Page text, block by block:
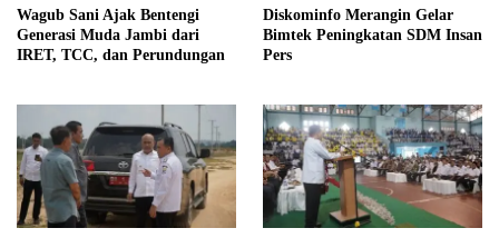
Wagub Sani Ajak Bentengi
Generasi Muda Jambi dari
IRET, TCC, dan Perundungan
Diskominfo Merangin Gelar
Bimtek Peningkatan SDM Insan
Pers